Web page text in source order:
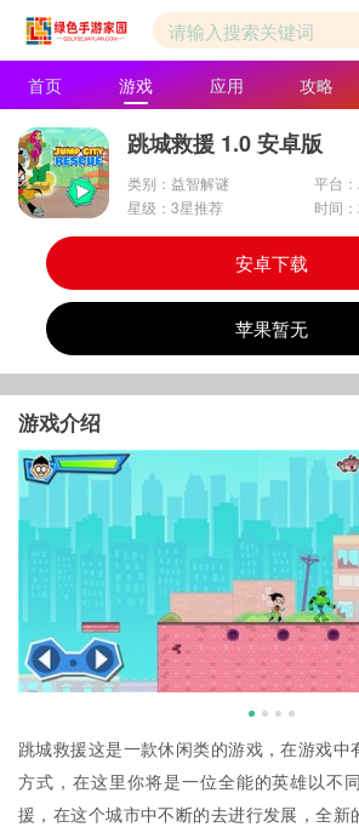
首页 游戏 应用 攻略
跳城救援 1.0 安卓版
类别：益智解谜
平台
星级：3星推荐
时间
安卓下载
苹果暂无
游戏介绍
跳城救援这是一款休闲类的游戏，在游戏中
方式，在这里你将是一位全能的英雄以不
援，在这个城市中不断的去进行发展，全新